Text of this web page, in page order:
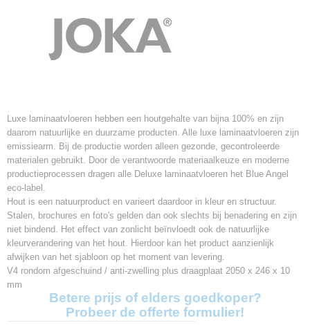
Luxe laminaatvloeren hebben een houtgehalte van bijna 100% en zijn
daarom natuurlijke en duurzame producten. Alle luxe laminaatvloeren zijn
emissiearm. Bij de productie worden alleen gezonde, gecontroleerde
materialen gebruikt. Door de verantwoorde materiaalkeuze en moderne
productieprocessen dragen alle Deluxe laminaatvloeren het Blue Angel
eco-label.
Hout is een natuurproduct en varieert daardoor in kleur en structuur.
Stalen, brochures en foto's gelden dan ook slechts bij benadering en zijn
niet bindend. Het effect van zonlicht beïnvloedt ook de natuurlijke
kleurverandering van het hout. Hierdoor kan het product aanzienlijk
afwijken van het sjabloon op het moment van levering.
V4 rondom afgeschuind / anti-zwelling plus draagplaat 2050 x 246 x 10
mm
Betere prijs of elders goedkoper?
Probeer de offerte formulier!